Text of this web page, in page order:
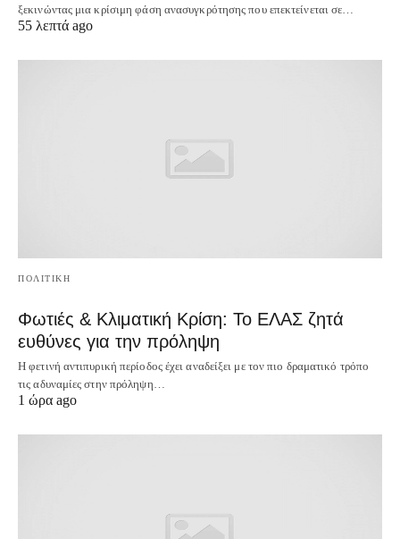
ξεκινώντας μια κρίσιμη φάση ανασυγκρότησης που επεκτείνεται σε…
55 λεπτά ago
ΠΟΛΙΤΙΚΗ
Φωτιές & Κλιματική Κρίση: Το ΕΛΑΣ ζητά
ευθύνες για την πρόληψη
Η φετινή αντιπυρική περίοδος έχει αναδείξει με τον πιο δραματικό τρόπο
τις αδυναμίες στην πρόληψη…
1 ώρα ago